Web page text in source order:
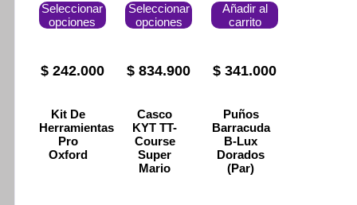
Seleccionar
opciones
producto
tiene
opciones
pueden
elegir
Seleccionar
opciones
producto
tiene
opciones
pueden
elegir
Añadir al
carrito
$242.000
Kit De
Herramientas
Pro
Oxford
$ 834.900
Casco
KYT TT-
Course
Super
Mario
$ 341.000
Puños
Barracuda
B-Lux
Dorados
(Par)